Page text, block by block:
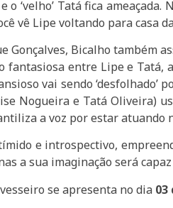
o ‘velho’ Tatá fica
vê Lipe voltando para casa
Gonçalves, Bicalho também
fantasiosa entre Lipe e Tatá,
vai sendo
Nogueira e Tatá Oliveira)
a voz por estar atuando
e introspectivo,
a sua imaginação será
se apresenta no dia 03